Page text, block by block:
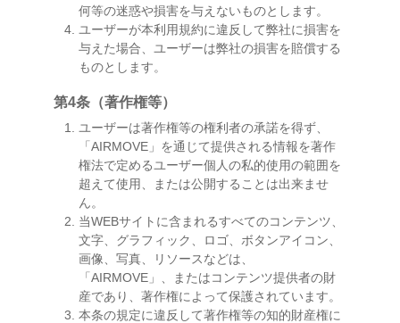
何等の迷惑や損害を与えないものとします。
ユーザーが本利用規約に違反して弊社に損害を
与えた場合、ユーザーは弊社の損害を賠償する
ものとします。
第4条（著作権等）
ユーザーは著作権等の権利者の承諾を得ず、
「AIRMOVE」を通じて提供される情報を著作
権法で定めるユーザー個人の私的使用の範囲を
超えて使用、または公開することは出来ませ
ん。
当WEBサイトに含まれるすべてのコンテンツ、
文字、グラフィック、ロゴ、ボタンアイコン、
画像、写真、リソースなどは、
「AIRMOVE」、またはコンテンツ提供者の財
産であり、著作権によって保護されています。
本条の規定に違反して著作権等の知的財産権に